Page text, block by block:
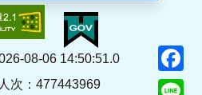
08-06 14:50:51.0
次：477443969